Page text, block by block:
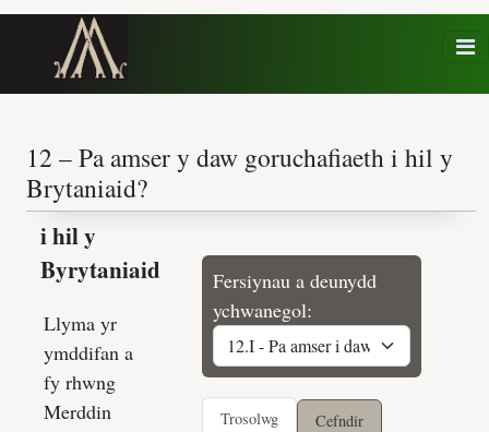
fodern
Fersiynau a deunydd
ychwanegol:
Trosolwg
Cefndir